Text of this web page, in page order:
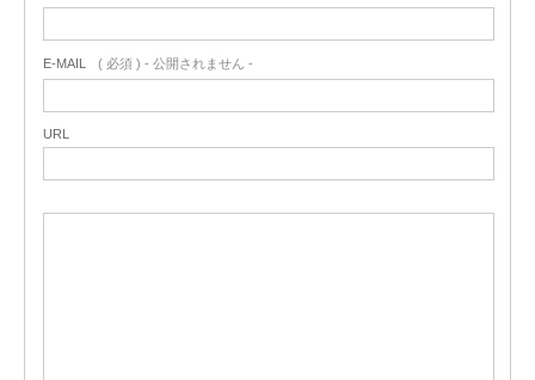
E-MAIL ( 必須 ) - 公開されません -
URL